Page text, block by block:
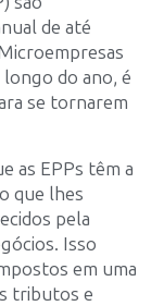
de até
do ano, é
se tornarem
as EPPs têm a
que lhes
pela
Isso
em uma
tributos e